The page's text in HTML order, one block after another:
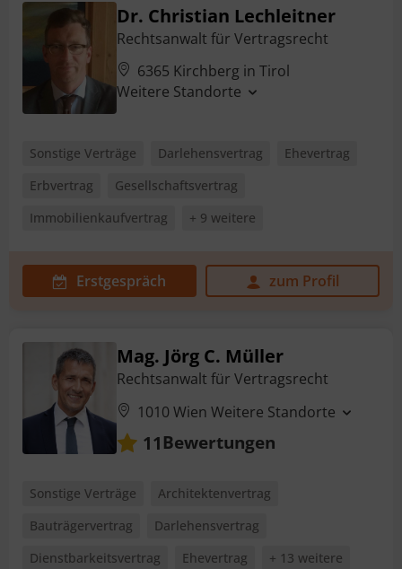
Dr. Christian Lechleitner
Rechtsanwalt für Vertragsrecht
6365 Kirchberg in Tirol
Weitere Standorte
Sonstige Verträge Darlehensvertrag
Ehevertrag
Erbvertrag
Gesellschaftsvertrag
Immobilienkaufvertrag
+ 9 weitere
Erstgespräch zum Profil
Mag. Jörg C. Müller
Rechtsanwalt für Vertragsrecht
1010 Wien Weitere Standorte
11Bewertungen
Sonstige Verträge
Architektenvertrag
Bauträgervertrag
Darlehensvertrag
Dienstbarkeitsvertrag
Ehevertrag + 13 weitere